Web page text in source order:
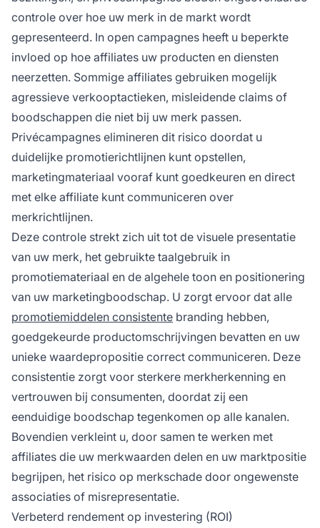
controle over hoe uw merk in de markt wordt
gepresenteerd. In open campagnes heeft u beperkte
invloed op hoe affiliates uw producten en diensten
neerzetten. Sommige affiliates gebruiken mogelijk
agressieve verkooptactieken, misleidende claims of
boodschappen die niet bij uw merk passen.
Privécampagnes elimineren dit risico doordat u
duidelijke promotierichtlijnen kunt opstellen,
marketingmateriaal vooraf kunt goedkeuren en direct
met elke affiliate kunt communiceren over
merkrichtlijnen.
Deze controle strekt zich uit tot de visuele presentatie
van uw merk, het gebruikte taalgebruik in
promotiemateriaal en de algehele toon en positionering
van uw marketingboodschap. U zorgt ervoor dat alle
promotiemiddelen consistente branding hebben,
goedgekeurde productomschrijvingen bevatten en uw
unieke waardepropositie correct communiceren. Deze
consistentie zorgt voor sterkere merkherkenning en
vertrouwen bij consumenten, doordat zij een
eenduidige boodschap tegenkomen op alle kanalen.
Bovendien verkleint u, door samen te werken met
affiliates die uw merkwaarden delen en uw marktpositie
begrijpen, het risico op merkschade door ongewenste
associaties of misrepresentatie.
Verbeterd rendement op investering (ROI)